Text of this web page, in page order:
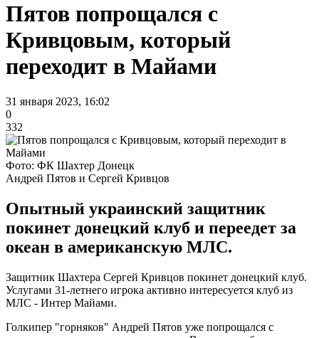
Пятов попрощался с
Кривцовым, который
переходит в Майами
31 января 2023, 16:02
0
332
Фото: ФК Шахтер Донецк
Андрей Пятов и Сергей Кривцов
Опытный украинский защитник
покинет донецкий клуб и переедет за
океан в американскую МЛС.
Защитник Шахтера Сергей Кривцов покинет донецкий клуб.
Услугами 31-летнего игрока активно интересуется клуб из
МЛС - Интер Майами.
Голкипер "горняков" Андрей Пятов уже попрощался с